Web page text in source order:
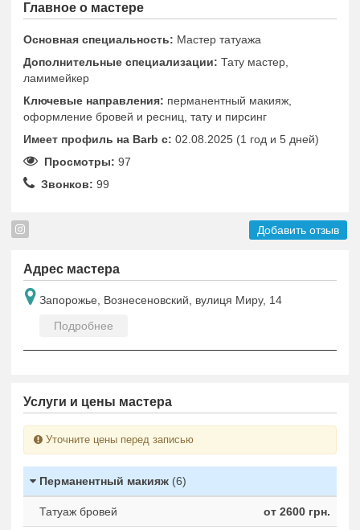
Главное о мастере
Основная специальность: Мастер татуажа
Дополнительные специализации: Тату мастер,
ламимейкер
Ключевые направления: перманентный макияж,
оформление бровей и ресниц, тату и пирсинг
Имеет профиль на Barb c: 02.08.2025 (1 год и 5 дней)
Просмотры: 97
Звонков: 99
Добавить отзыв
Адрес мастера
Запорожье, Вознесеновский, вулиця Миру, 14
Подробнее
Услуги и цены мастера
Уточните цены перед записью
Перманентный макияж (6)
Татуаж бровей от 2600 грн.